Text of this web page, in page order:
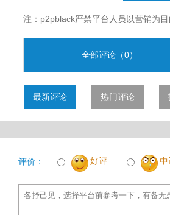
注：p2pblack严禁平台人员以营销为
全部评论（0）
最新评论 热门评论
评价： 好评 中